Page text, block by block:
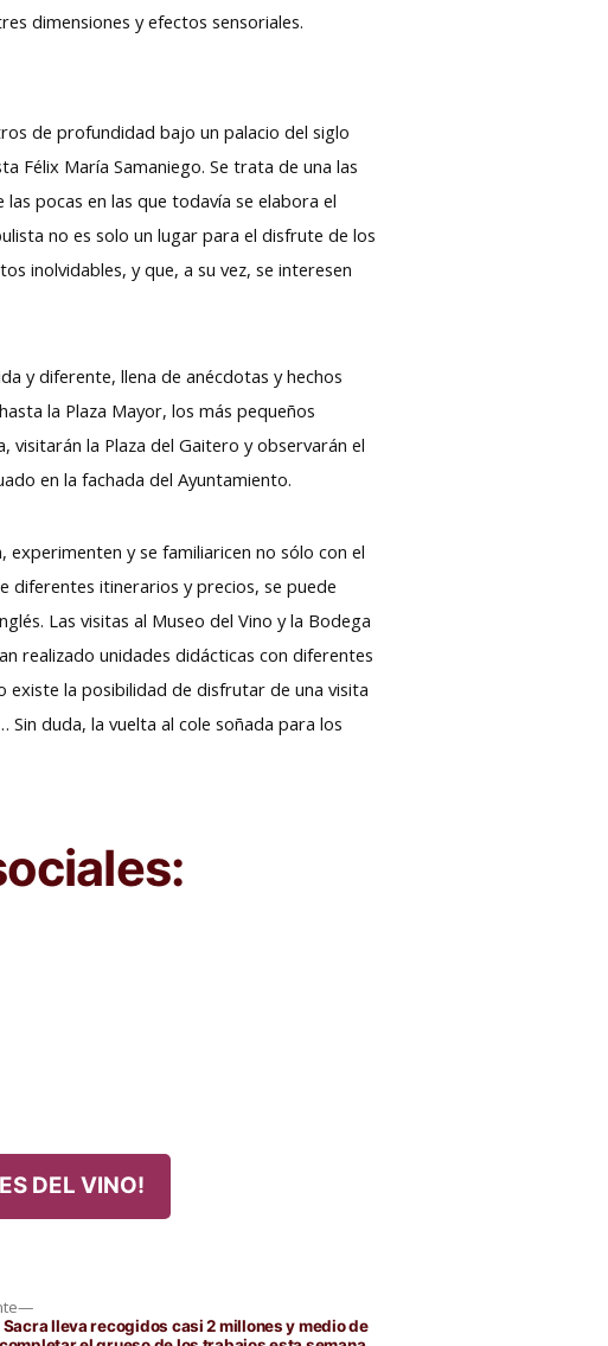
dimensiones y efectos sensoriales.
de profundidad bajo un palacio del siglo
Félix María Samaniego. Se trata de una las
pocas en las que todavía se elabora el
no es solo un lugar para el disfrute de los
inolvidables, y que, a su vez, se interesen
y diferente, llena de anécdotas y hechos
la Plaza Mayor, los más pequeños
visitarán la Plaza del Gaitero y observarán el
en la fachada del Ayuntamiento.
y se familiaricen no sólo con el
diferentes itinerarios y precios, se puede
Las visitas al Museo del Vino y la Bodega
realizado unidades didácticas con diferentes
existe la posibilidad de disfrutar de una visita
duda, la vuelta al cole soñada para los
DEL VINO!
Entrada
siguiente:
Sacra lleva recogidos casi 2 millones y medio de